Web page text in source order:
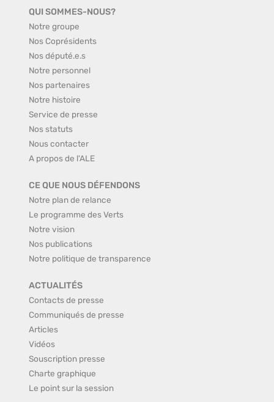
QUI SOMMES-NOUS?
Notre groupe
Nos Coprésidents
Nos député.e.s
Notre personnel
Nos partenaires
Notre histoire
Service de presse
Nos statuts
Nous contacter
A propos de l'ALE
CE QUE NOUS DÉFENDONS
Notre plan de relance
Le programme des Verts
Notre vision
Nos publications
Notre politique de transparence
ACTUALITÉS
Contacts de presse
Communiqués de presse
Articles
Vidéos
Souscription presse
Charte graphique
Le point sur la session